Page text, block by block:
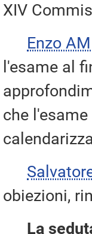
XIV
Enzo
l'esame al
che
obiezioni,
La